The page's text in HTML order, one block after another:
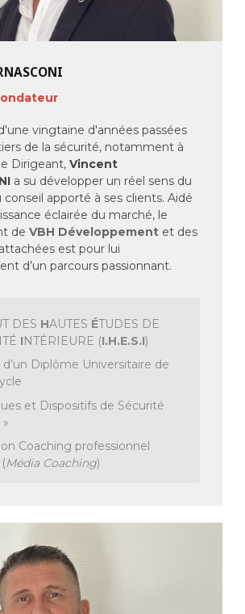
vingtaine d'années passées
de la sécurité, notamment à
Dirigeant, Vincent
a su développer un réel sens du
apporté à ses clients. Aidé
éclairée du marché, le
de VBH Développement et des
est pour lui
d’un parcours passionnant.
DES HAUTES ÉTUDES DE
INTÉRIEURE (I.H.E.S.I)
d’un Diplôme Universitaire de
et Dispositifs de Sécurité
Coaching professionnel
Média Coaching)